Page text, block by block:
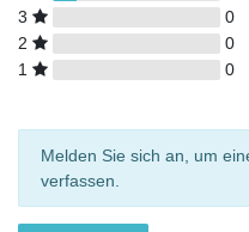
3
0
2
0
1
0
Melden Sie sich an, um
verfassen.